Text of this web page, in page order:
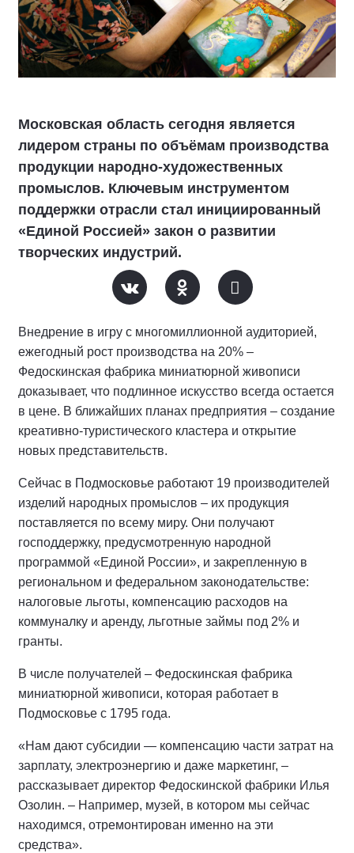
Московская область сегодня является
лидером страны по объёмам производства
продукции народно-художественных
промыслов. Ключевым инструментом
поддержки отрасли стал инициированный
«Единой Россией» закон о развитии
творческих индустрий.
Внедрение в игру с многомиллионной аудиторией,
ежегодный рост производства на 20% –
Федоскинская фабрика миниатюрной живописи
доказывает, что подлинное искусство всегда остается
в цене. В ближайших планах предприятия – создание
креативно-туристического кластера и открытие
новых представительств.
Сейчас в Подмосковье работают 19 производителей
изделий народных промыслов – их продукция
поставляется по всему миру. Они получают
господдержку, предусмотренную народной
программой «Единой России», и закрепленную в
региональном и федеральном законодательстве:
налоговые льготы, компенсацию расходов на
коммуналку и аренду, льготные займы под 2% и
гранты.
В числе получателей – Федоскинская фабрика
миниатюрной живописи, которая работает в
Подмосковье с 1795 года.
«Нам дают субсидии — компенсацию части затрат на
зарплату, электроэнергию и даже маркетинг, –
рассказывает директор Федоскинской фабрики Илья
Озолин. – Например, музей, в котором мы сейчас
находимся, отремонтирован именно на эти
средства».